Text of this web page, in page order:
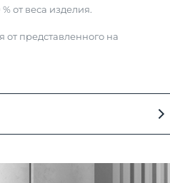
от веса изделия.
от представленного на
и на работе, обустройстве
школ. Удобны и просты в